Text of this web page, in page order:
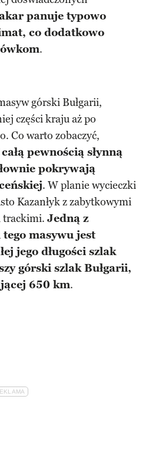
panuje typowo
co dodatkowo
.
górski Bułgarii,
części kraju aż po
Co warto zobaczyć,
pewnością słynną
pokrywają
. W planie wycieczki
Kazanłyk z zabytkowymi
trackimi. Jedną z
masywu jest
jego długości szlak
górski szlak Bułgarii,
650 km.